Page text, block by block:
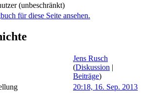
(unbeschränkt)
für diese Seite ansehen.
Jens Rusch
(Diskussion
Beiträge)
20:18, 16. Sep. 2013